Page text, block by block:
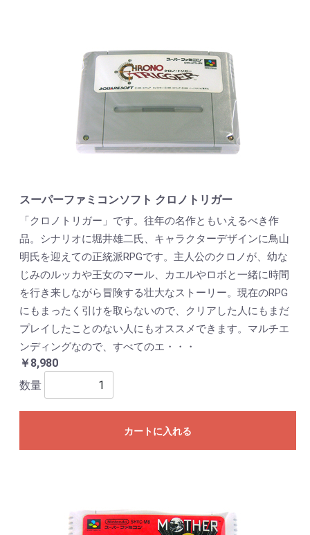
スーパーファミコンソフト クロノトリガー
「クロノトリガー」です。往年の名作ともいえるべき作
品。シナリオに堀井雄二氏、キャラクターデザインに鳥山
明氏を迎えての正統派RPGです。主人公のクロノが、幼な
じみのルッカや王女のマール、カエルやロボと一緒に時間
を行き来しながら冒険する壮大なストーリー。現在のRPG
にもまったく引けを取らないので、クリアした人にもまだ
プレイしたことのない人にもオススメできます。マルチエ
ンディングなので、すべてのエ・・・
￥8,980
数量
カートに入れる